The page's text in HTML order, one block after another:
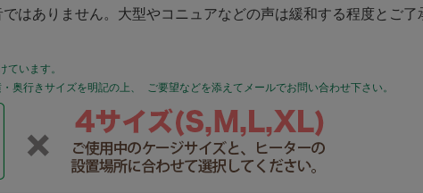
はありません。大型やコニュアなどの声は緩和する程度とご了
います。
奥行きサイズを明記の上、 ご要望などを添えてメールでお問い合わせ下さい。